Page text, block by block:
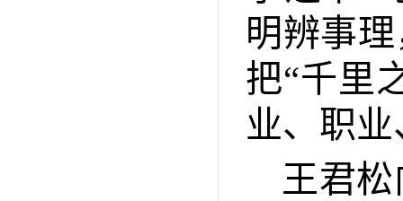
明辨事
把“千里
业、职
王君